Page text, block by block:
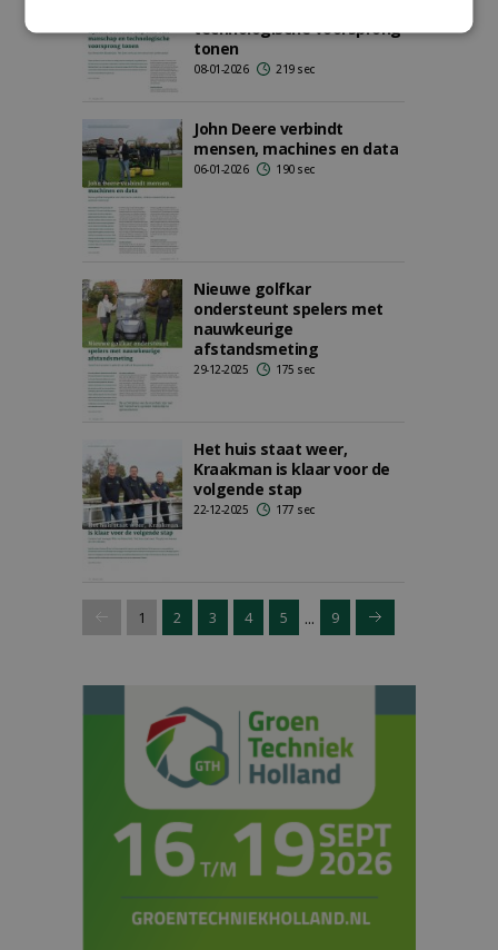
technologische voorsprong
tonen
08-01-2026 219 sec
John Deere verbindt
mensen, machines en data
06-01-2026 190 sec
Nieuwe golfkar
ondersteunt spelers met
nauwkeurige
afstandsmeting
29-12-2025 175 sec
Het huis staat weer,
Kraakman is klaar voor de
volgende stap
22-12-2025 177 sec
1 2 3 4 5 ... 9